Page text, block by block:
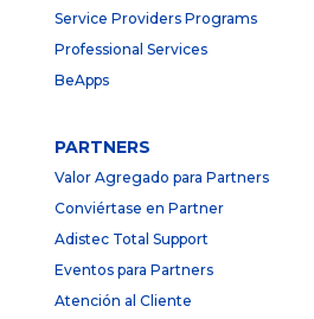
Service Providers Programs
Professional Services
BeApps
PARTNERS
Valor Agregado para Partners
Conviértase en Partner
Adistec Total Support
Eventos para Partners
Atención al Cliente